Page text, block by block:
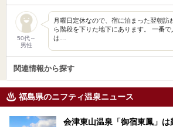
50代～
男性
月曜日定休なので、宿に泊まった翌朝訪
ら階段を下りた地下にあります。 一番
は…
関連情報から探す
福島県のニフティ温泉ニュース
会津東山温泉「御宿東鳳」は